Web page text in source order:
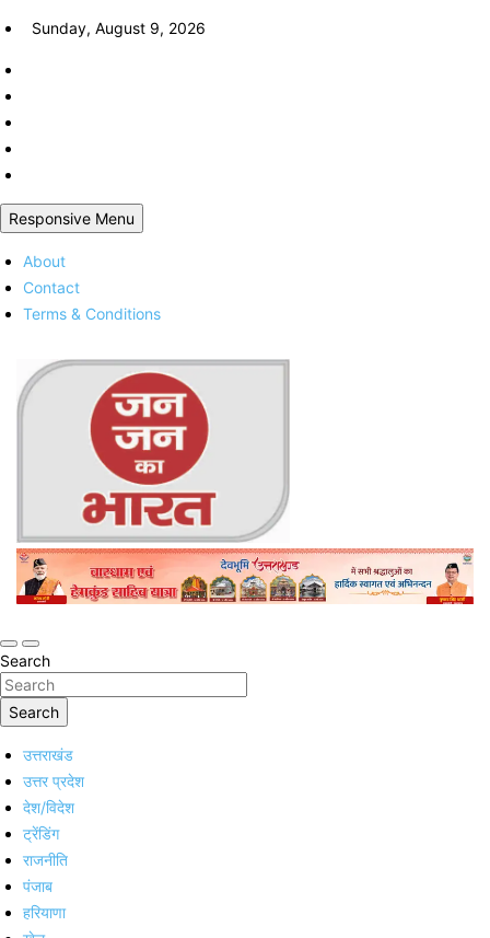
Skip
content
Sunday, August 9, 2026
Responsive Menu
About
Contact
Terms & Conditions
Jan Jan Ka Bharat
Online Trending Hindi News Website
Search
Search
उत्तराखंड
उत्तर प्रदेश
देश/विदेश
ट्रेंडिंग
राजनीति
पंजाब
हरियाणा